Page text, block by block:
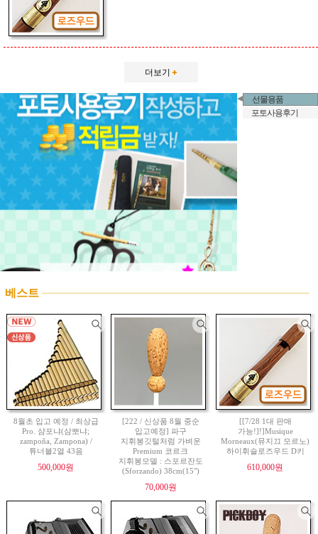
더보기
선물용품
포토사용후기
베스트
8월초 입고 예정 / 최상급
Pro. 샴포냐(삼뽀냐;
zampoña, Zampona) /
튜너블2열 43음
500,000원
[222 / 신상품 8월 중순
입고예정] 파구
지휘봉깃털처럼 가벼운
Premium 코르크
지휘봉모델 : 스포르잔도
(Sforzando) 38cm(15")
70,000원
[[7/28 1대 판매
가능!]!]Musique
Morneaux(뮤지끄 모르노)
하이휘슬로즈우드 D키
610,000원